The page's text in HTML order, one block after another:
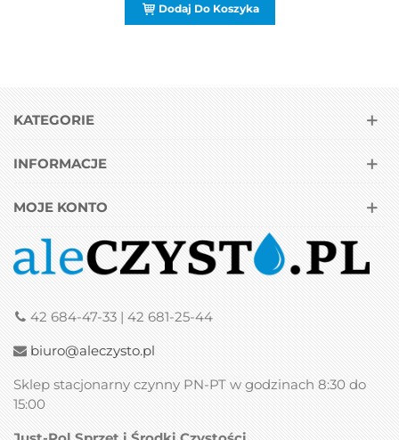
Dodaj Do Koszyka
KATEGORIE
INFORMACJE
MOJE KONTO
42 684-47-33 | 42 681-25-44
biuro@aleczysto.pl
Sklep stacjonarny czynny PN-PT w godzinach 8:30 do
15:00